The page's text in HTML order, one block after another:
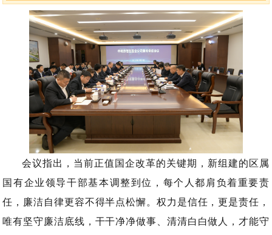
会议指出，当前正值国企改革的关键期，新组建的区属
国有企业领导干部基本调整到位，每个人都肩负着重要责
任，廉洁自律更容不得半点松懈。权力是信任，更是责任，
唯有坚守廉洁底线，干干净净做事、清清白白做人，才能守